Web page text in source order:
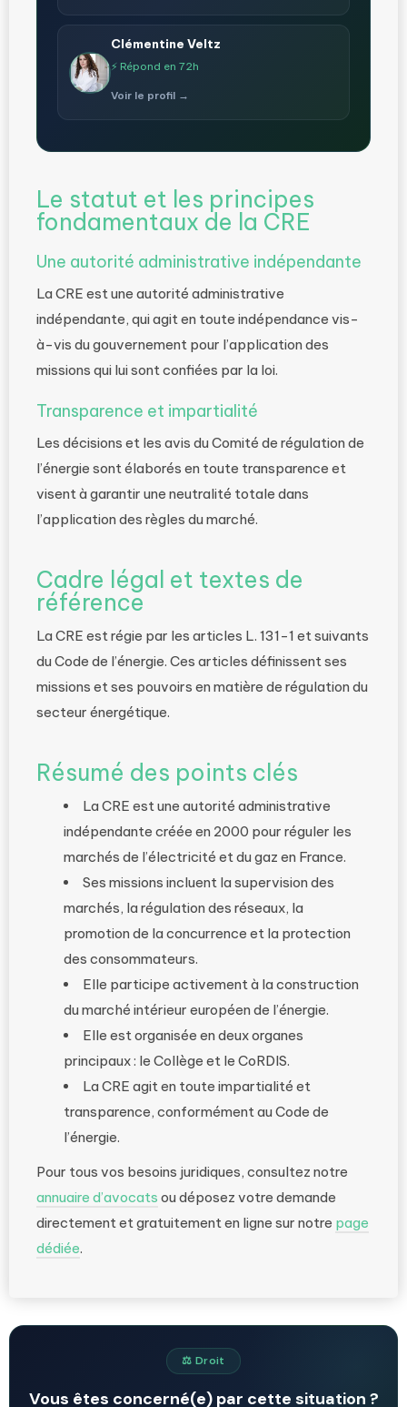
Clémentine Veltz
⚡ Répond en 72h
Voir le profil →
Le statut et les principes
fondamentaux de la CRE
Une autorité administrative indépendante
La CRE est une autorité administrative
indépendante, qui agit en toute indépendance vis-
à-vis du gouvernement pour l’application des
missions qui lui sont confiées par la loi.
Transparence et impartialité
Les décisions et les avis du Comité de régulation de
l’énergie sont élaborés en toute transparence et
visent à garantir une neutralité totale dans
l’application des règles du marché.
Cadre légal et textes de
référence
La CRE est régie par les articles L. 131-1 et suivants
du Code de l’énergie. Ces articles définissent ses
missions et ses pouvoirs en matière de régulation du
secteur énergétique.
Résumé des points clés
La CRE est une autorité administrative
indépendante créée en 2000 pour réguler les
marchés de l’électricité et du gaz en France.
Ses missions incluent la supervision des
marchés, la régulation des réseaux, la
promotion de la concurrence et la protection
des consommateurs.
Elle participe activement à la construction
du marché intérieur européen de l’énergie.
Elle est organisée en deux organes
principaux : le Collège et le CoRDIS.
La CRE agit en toute impartialité et
transparence, conformément au Code de
l’énergie.
Pour tous vos besoins juridiques, consultez notre
annuaire d’avocats ou déposez votre demande
directement et gratuitement en ligne sur notre page
dédiée.
⚖️ Droit
Vous êtes concerné(e) par cette situation ?